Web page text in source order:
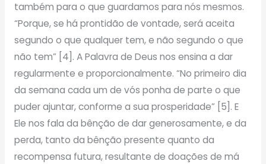
também para o que guardamos para nós mesmos.
“Porque, se há prontidão de vontade, será aceita
segundo o que qualquer tem, e não segundo o que
não tem” [4]. A Palavra de Deus nos ensina a dar
regularmente e proporcionalmente. “No primeiro dia
da semana cada um de vós ponha de parte o que
puder ajuntar, conforme a sua prosperidade” [5]. E
Ele nos fala da bênção de dar generosamente, e da
perda, tanto da bênção presente quanto da
recompensa futura, resultante de doações de má